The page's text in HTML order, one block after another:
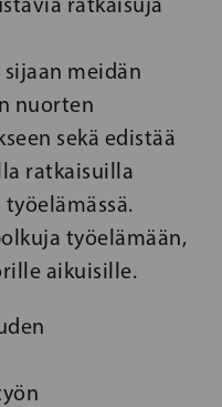
meidän
nuorten
sekä edistää
ratkaisuilla
työelämään,
aikuisille.